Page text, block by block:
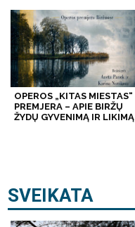
OPEROS „KITAS MIESTAS“
PREMJERA – APIE BIRŽŲ
ŽYDŲ GYVENIMĄ IR LIKIMĄ
SVEIKATA